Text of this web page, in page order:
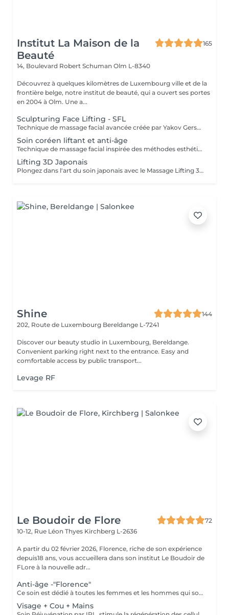
Institut La Maison de la
Beauté
165
14, Boulevard Robert Schuman Olm L-8340
Découvrez à quelques kilomètres de Luxembourg ville et de la
frontière belge, notre institut de beauté, qui a ouvert ses portes
en 2004 à Olm. Une a...
Sculpturing Face Lifting - SFL
Technique de massage facial avancée créée par Yakov Gershkovich qui travaille en profondeur les muscles du visage, du cou et du décolleté afin de lifter, tonifier et redessiner les contours naturels du visage. Ce massage combine des manuvres externes sculptantes et profondes permettant de relâcher les tensions musculaires, stimuler la circulation et améliorer la fermeté de la peau. Une technique intrabuccale (à l'intérieur de la bouche) peut être intégrée au soin pour un travail musculaire encore plus ciblé. Cette étape reste facultative : si vous préférez ne pas la recevoir, le travail musculaire est intensifié par des manuvres externes. Le tarif du soin reste inchangé. Résultats recherchés : - effet liftant naturel - visage plus sculpté et détendu - amélioration du tonus musculaire - peau plus lumineuse
Soin coréen liftant et anti-âge
Technique de massage facial inspirée des méthodes esthétiques coréennes, conçue pour travailler en profondeur la peau, les muscles et les ligaments de soutien du visage. Ces structures jouent un rôle essentiel dans la fermeté et le maintien naturel des tissus. Grâce à des manuvres sculptantes, des pressions profondes et la stimulation de points spécifiques, ce soin relance la circulation sanguine et lymphatique, détend les tensions musculaires et revitalise les tissus. Le travail ciblé sur les ligaments de rétention du visage aide à soutenir les tissus, améliorer la tonicité et redessiner l'ovale du visage, pour un effet liftant naturel et un aspect plus jeune et reposé. Bénéfices du soin : - effet liftant naturel - peau plus ferme et tonifiée - contours du visage redéfinis - diminution des tensions et des gonflements - teint plus lumineux et revitalisé.
Lifting 3D Japonais
Plongez dans l'art du soin japonais avec le Massage Lifting 3D, une technique manuelle puissante qui lifte naturellement le visage tout en procurant une détente profonde. Par des gestes précis et dynamiques, ce soin stimule les muscles, redessine les contours, lisse les rides et ravive l'éclat dès la première séance. Formées directement par la créatrice de la méthode venue du Japon, nous vous offrons un soin authentique et hautement efficace, agissant autant sur la beauté du visage que sur l'équilibre global du corps et de l'esprit.
Shine
144
202, Route de Luxembourg Bereldange L-7241
Discover our beauty studio in Luxembourg, Bereldange.
Convenient parking right next to the entrance. Easy and
comfortable access by public transport...
Levage RF
Le Boudoir de Flore
72
10-12, Rue Léon Thyes Kirchberg L-2636
A partir du 02 février 2026, Florence, riche de son expérience
depuis18 ans, vous accueillera dans son institut Le Boudoir de
FLore à la nouvelle adr...
Anti-âge -"Florence"
Ce soin est dédié à toutes les femmes et les hommes qui souhaitent des résultats dès la première séance et surtout pour celles et ceux qui souffrent de leurs rides profondes. Riche de mes expériences professionnelles depuis plus de 12 ans en institut, j'ai décidé de créer mes propres protocoles de soin. Ce soin allie plusieurs techniques, dont la madérothérapie et la luminothérapie. A ces techniques j'applique tout au long du soin des concentrés de produits performants de marque médicale esthétique. Les résultats sont ainsi visibles dès la première séance.
Visage + Cou + Mains